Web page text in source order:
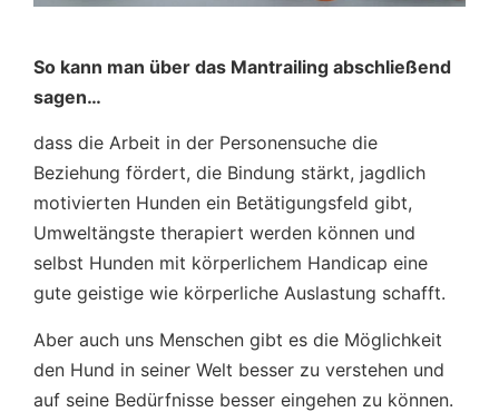
So kann man über das Mantrailing abschließend
sagen…
dass die Arbeit in der Personensuche die
Beziehung fördert, die Bindung stärkt, jagdlich
motivierten Hunden ein Betätigungsfeld gibt,
Umweltängste therapiert werden können und
selbst Hunden mit körperlichem Handicap eine
gute geistige wie körperliche Auslastung schafft.
Aber auch uns Menschen gibt es die Möglichkeit
den Hund in seiner Welt besser zu verstehen und
auf seine Bedürfnisse besser eingehen zu können.